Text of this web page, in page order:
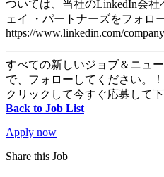
ついては、当社のLinkedIn会
ェイ ・パートナーズをフォロ
https://www.linkedin.com/
すべての新しいジョブ＆ニュ
で、フォローしてください。！
クリックして今すぐ応募して
Back to Job List
Apply now
Share this Job